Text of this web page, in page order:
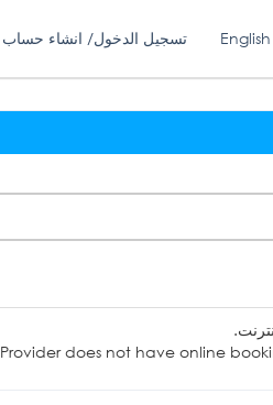
تسجيل الدخول/ انشاء حساب English
Provider does not have online